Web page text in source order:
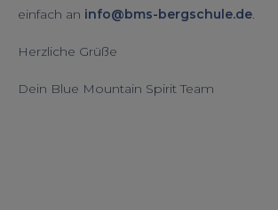
einfach an info@bms-bergschule.de.
Herzliche Grüße
Dein Blue Mountain Spirit Team